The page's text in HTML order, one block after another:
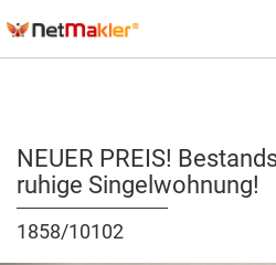
NEUER PREIS!
ruhige Singelwohnung!
1858/10102